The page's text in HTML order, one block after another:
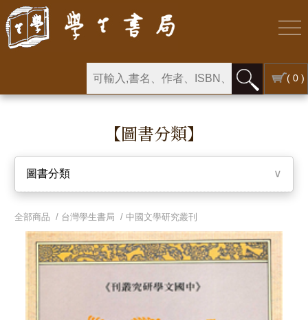
( 0 )
【圖書分類】
圖書分類 ∨
全部商品 / 台灣學生書局 /中國文學研究叢刊